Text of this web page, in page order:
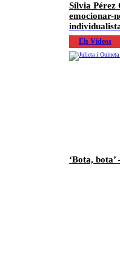
Sílvia Pérez
emocionar-
Els Vídeos
‘Bota,